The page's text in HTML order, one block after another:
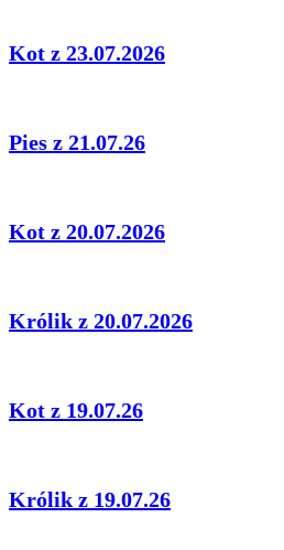
Kot z 23.07.2026
Pies z 21.07.26
Kot z 20.07.2026
Królik z 20.07.2026
Kot z 19.07.26
Królik z 19.07.26